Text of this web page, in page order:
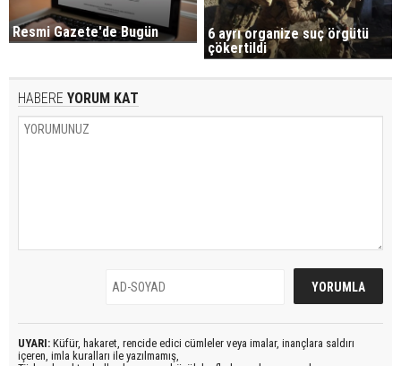
Resmi Gazete'de Bugün
6 ayrı organize suç örgütü
çökertildi
HABERE YORUM KAT
UYARI: Küfür, hakaret, rencide edici cümleler veya imalar, inançlara saldırı
içeren, imla kuralları ile yazılmamış,